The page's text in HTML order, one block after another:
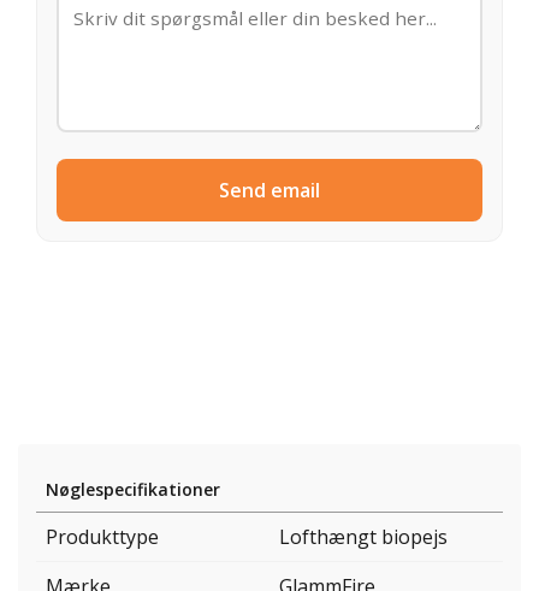
Send email
Nøglespecifikationer
Produkttype
Lofthængt biopejs